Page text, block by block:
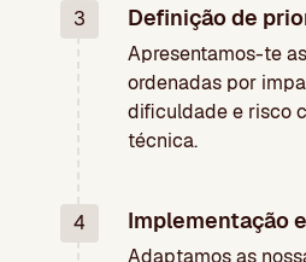
3 Definição de
Apresentamos-te
ordenadas por
dificuldade e risco
técnica.
4 Implementação
Adaptamos as